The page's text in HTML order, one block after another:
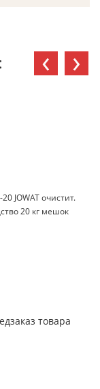
JOWAT очистит.
20 кг мешок
товара
‹ ›